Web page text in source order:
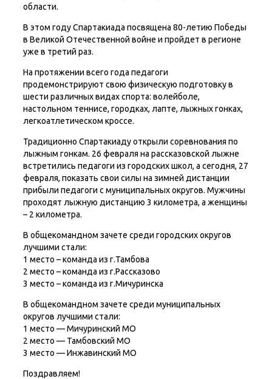
области.
В этом году Спартакиада посвящена 80-летию Победы
в Великой Отечественной войне и пройдет в регионе
уже в третий раз.
На протяжении всего года педагоги
продемонстрируют свою физическую подготовку в
шести различных видах спорта: волейболе,
настольном теннисе, городках, лапте, лыжных гонках,
легкоатлетическом кроссе.
Традиционно Спартакиаду открыли соревнования по
лыжным гонкам. 26 февраля на рассказовской лыжне
встретились педагоги из городских школ, а сегодня, 27
февраля, показать свои силы на зимней дистанции
прибыли педагоги с муниципальных округов. Мужчины
проходят лыжную дистанцию 3 километра, а женщины
– 2 километра.
В общекомандном зачете среди городских округов
лучшими стали:
1 место – команда из г.Тамбова
2 место – команда из г.Рассказово
3 место – команда из г.Мичуринска
В общекомандном зачете среди муниципальных
округов лучшими стали:
1 место — Мичуринский МО
2 место — Тамбовский МО
3 место — Инжавинский МО
Поздравляем!